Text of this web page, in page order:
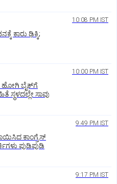
10:08 PM IST
ಕಾರು ಢಿಕ್ಕಿ;
10:00 PM IST
ಹೋಗಿ ಬೈಕ್‌ಗೆ
ಸ್ಥಳದಲ್ಲೇ ಸಾವು
9:49 PM IST
ಕಾಂಗ್ರೆಸ್
ಪುಡಿಪುಡಿ
9:17 PM IST